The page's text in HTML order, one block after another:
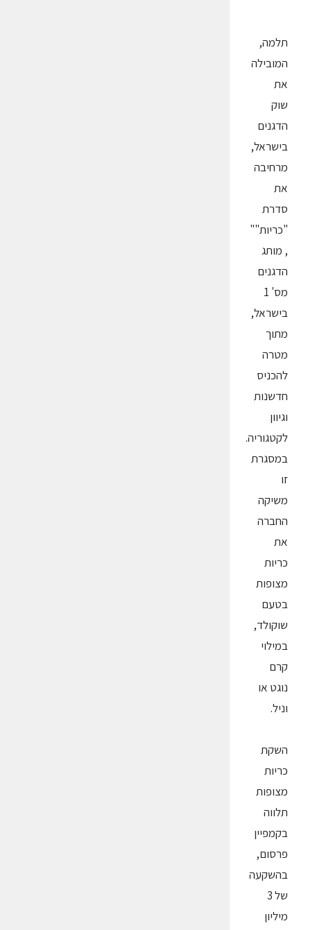
תלמה,
המובילה
את
שוק
הדגנים
בישראל,
מרחיבה
את
סדרת
"כריות""
, מותג
הדגנים
מס' 1
בישראל,
מתוך
מטרה
להכניס
חדשנות
וגיוון
לקטגוריה.
במסגרת
זו
משיקה
החברה
את
כריות
מצופות
בטעם
שוקולד,
במילוי
קרם
נוגט או
וניל.
השקת
כריות
מצופות
תלווה
בקמפיין
פרסום,
בהשקעה
של 3
מיליון